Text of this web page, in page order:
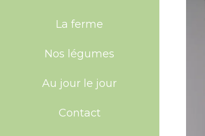
La ferme
Nos légumes
Au jour le jour
Contact